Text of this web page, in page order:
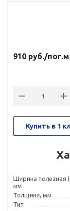
910 руб./пог.м
Купить в 1
Ширина полезная
мм
Толщина, мм
Тип